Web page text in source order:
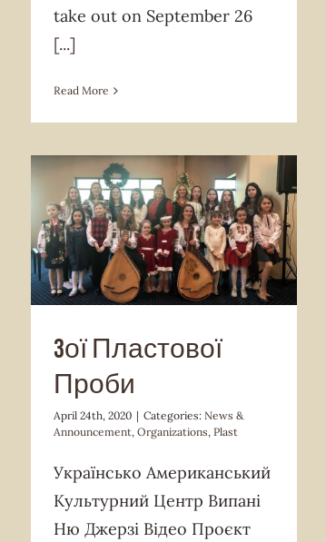
take out on September 26
[...]
Read More
News & Announcement Organizations
Plast
3ої Пластової
Проби
April 24th, 2020 | Categories: News &
Announcement, Organizations, Plast
Українсько Американський
Культурний Центр Випані
Ню Джерзі Відео Проєкт